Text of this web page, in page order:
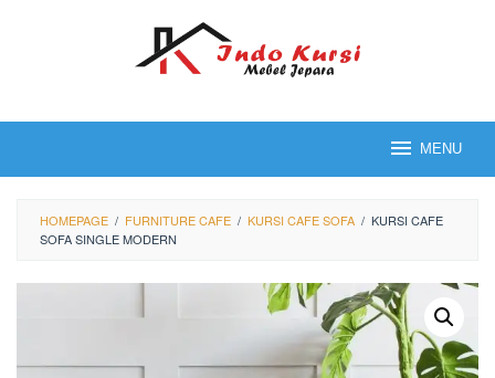
MENU
HOMEPAGE / FURNITURE CAFE / KURSI CAFE SOFA / KURSI CAFE
SOFA SINGLE MODERN